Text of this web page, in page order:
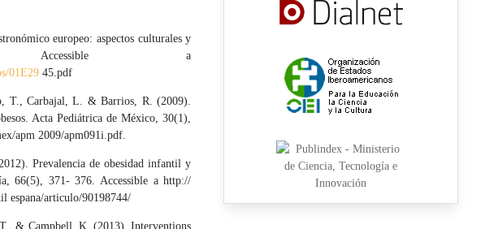
europeo: aspectos culturales y
Accessible a
01E2945.pdf
T., Carbajal, L. & Barrios, R. (2009).
Acta Pediátrica de México, 30(1),
apm 2009/apm091i.pdf.
Prevalencia de obesidad infantil y
66(5), 371- 376. Accessible a http://
espana/articulo/90198744/
& Campbell, K. (2013). Interventions